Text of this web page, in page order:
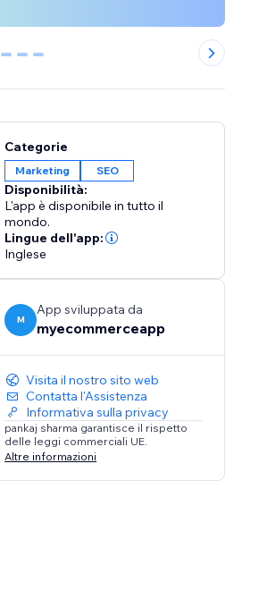
1 2 3
Categorie
Marketing SEO
Disponibilità:
L'app è disponibile in tutto il
mondo.
Lingue dell'app:
Inglese
M
App sviluppata da
myecommerceapp
Visita il nostro sito web
Contatta l'Assistenza
Informativa sulla privacy
pankaj sharma garantisce il rispetto
delle leggi commerciali UE.
Altre informazioni